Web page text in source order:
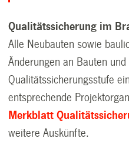
Qualitätssicherung im
Alle Neubauten sowie
Änderungen an Bauten
Qualitätssicherungsstufe
entsprechende
Merkblatt
weitere Auskünfte.